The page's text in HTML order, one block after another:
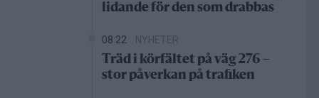
lidande för den som drabbas
08:22 NYHETER
Träd i körfältet på väg 276 –
stor påverkan på trafiken